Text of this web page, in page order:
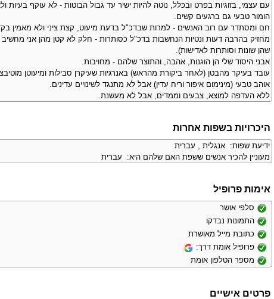
עם עצמי, בזוגיות בפרט ובכלל, נוטה להיות ישיר עד גבול הבוטות - לא עוקף
הומור טבעי גם ברגעים קשים.
חם ומסתדר עם רוב האנשים - למרות שבדכ"ל בדעת מיעוט, קצת ציני ולא מאמין
מחזיק בהרבה דעות ונטיות הנחשבות בדכ"ל כסותרות - חלק לא קטן מהן אני
שהן שונות וסותרות לאדישות).
אבני היסוד שלי הן הוגנות, אהבה, והתוצר שלהם - מחויבות.
עובד בעיקר מהבטן (לאחר ביקורת מהראש) באנרגיות שעיקרן סבילות ומיעוטן
אוהב טבעי (מינימום איפור וריח עדין) אבל לא מתנגד לשינויים עדינים.
ללא העדפה למוצא, צבעים וממדים, אבל לא מעשנת.
היכרויות בשפות אחרות
ידיעת שפות: אנגלית , עברית
מעוניין להכיר אנשים ששפת האם שלהם היא: עברית
אימות פרופיל
סלפי אושר
התמונות נבדקו
כתובת מייל מאושרת
פרופיל אומת דרך:
מספר הטלפון אומת
פרטים אישיים